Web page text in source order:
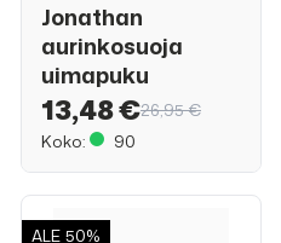
Jonathan
aurinkosuoja
uimapuku
13,48 €26,95 €
Koko:
90
ALE 50%